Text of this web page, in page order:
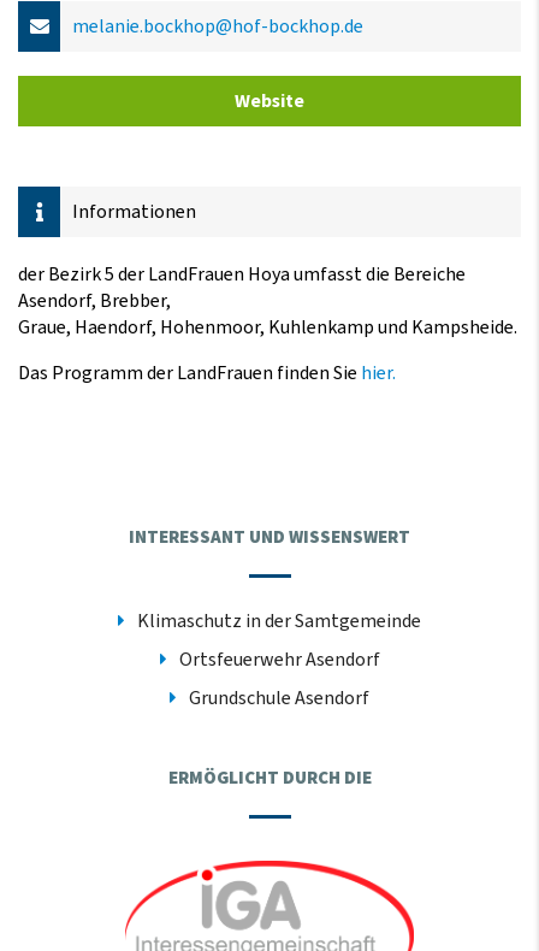
melanie.bockhop@hof-bockhop.de
Website
Informationen
der Bezirk 5 der LandFrauen Hoya umfasst die Bereiche
Asendorf, Brebber,
Graue, Haendorf, Hohenmoor, Kuhlenkamp und Kampsheide.
Das Programm der LandFrauen finden Sie hier.
INTERESSANT UND WISSENSWERT
Klimaschutz in der Samtgemeinde
Ortsfeuerwehr Asendorf
Grundschule Asendorf
ERMÖGLICHT DURCH DIE